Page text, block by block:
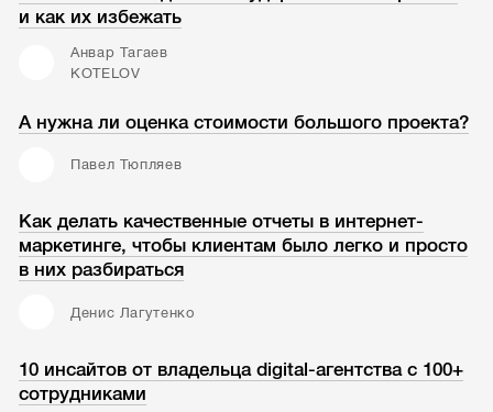
и как их избежать
Анвар Тагаев
KOTELOV
А нужна ли оценка стоимости большого проекта?
Павел Тюпляев
Как делать качественные отчеты в интернет-
маркетинге, чтобы клиентам было легко и просто
в них разбираться
Денис Лагутенко
10 инсайтов от владельца digital-агентства с 100+
сотрудниками